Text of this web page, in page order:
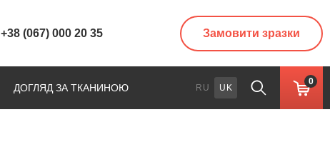
+38 (067) 000 20 35 Замовити зразки
ДОГЛЯД ЗА ТКАНИНОЮ RU UK
0